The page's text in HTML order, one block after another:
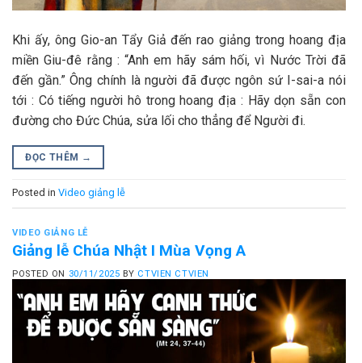
Khi ấy, ông Gio-an Tẩy Giả đến rao giảng trong hoang địa
miền Giu-đê rằng : “Anh em hãy sám hối, vì Nước Trời đã
đến gần.” Ông chính là người đã được ngôn sứ I-sai-a nói
tới : Có tiếng người hô trong hoang địa : Hãy dọn sẵn con
đường cho Đức Chúa, sửa lối cho thẳng để Người đi.
ĐỌC THÊM →
Posted in Video giảng lễ
VIDEO GIẢNG LỄ
Giảng lễ Chúa Nhật I Mùa Vọng A
POSTED ON 30/11/2025 BY CTVIEN CTVIEN